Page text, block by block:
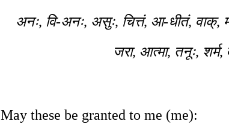
अनः, वि-अनः, असुः, चित्तं, आ-धीतं, वाक्,
जरा, आत्मा, तनूः,
May these be granted to me (me):